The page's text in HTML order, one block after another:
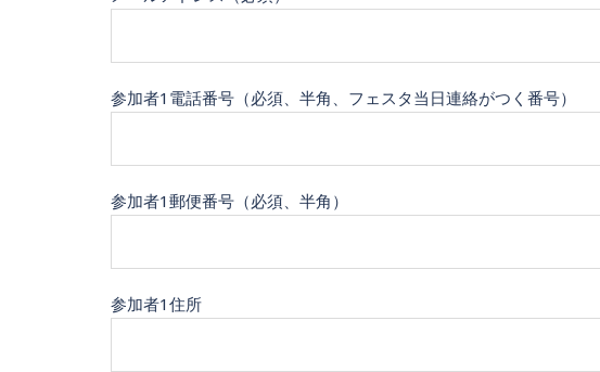
参加者1電話番号（必須、半角、フェスタ当日連絡がつく番号）
参加者1郵便番号（必須、半角）
参加者1住所